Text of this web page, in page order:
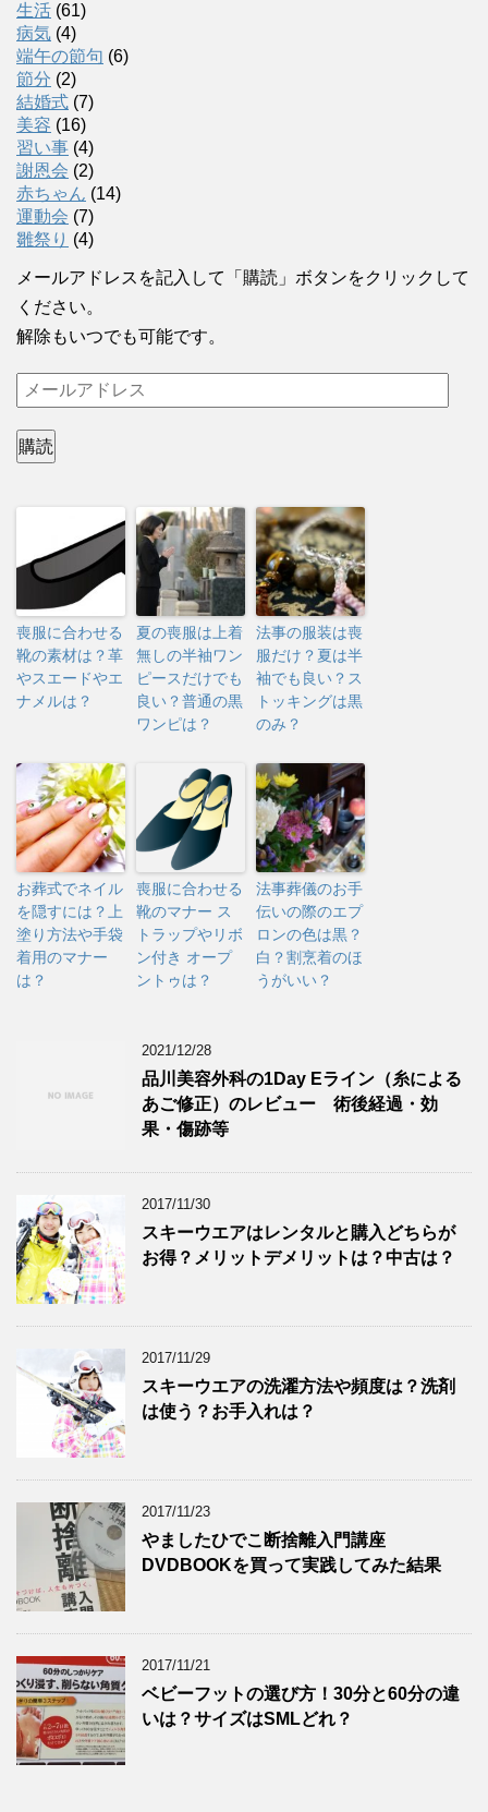
生活 (61)
病気 (4)
端午の節句 (6)
節分 (2)
結婚式 (7)
美容 (16)
習い事 (4)
謝恩会 (2)
赤ちゃん (14)
運動会 (7)
雛祭り (4)
メールアドレスを記入して「購読」ボタンをクリックして
ください。
解除もいつでも可能です。
メ
ル
ド
ス
購読
喪服に合わせる
靴の素材は？革
やスエードやエ
ナメルは？
夏の喪服は上着
無しの半袖ワン
ピースだけでも
良い？普通の黒
ワンピは？
法事の服装は喪
服だけ？夏は半
袖でも良い？ス
トッキングは黒
のみ？
お葬式でネイル
を隠すには？上
塗り方法や手袋
着用のマナー
は？
喪服に合わせる
靴のマナー ス
トラップやリボ
ン付き オープ
ントゥは？
法事葬儀のお手
伝いの際のエプ
ロンの色は黒？
白？割烹着のほ
うがいい？
2021/12/28
品川美容外科の1Day Eライン（糸による
あご修正）のレビュー 術後経過・効
果・傷跡等
2017/11/30
スキーウエアはレンタルと購入どちらが
お得？メリットデメリットは？中古は？
2017/11/29
スキーウエアの洗濯方法や頻度は？洗剤
は使う？お手入れは？
2017/11/23
やましたひでこ断捨離入門講座
DVDBOOKを買って実践してみた結果
2017/11/21
ベビーフットの選び方！30分と60分の違
いは？サイズはSMLどれ？